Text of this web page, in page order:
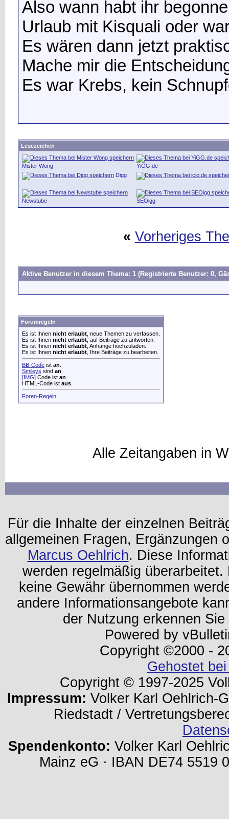
Also wann habt ihr
Urlaub mit Kisquali oder
Es wären dann jetzt
Mache mir die
Es war Krebs, kein
Lesezeichen
Mister Wong
YiGG.de
Digg
Newstube SEOigg
« Vorheriges
Aktive Benutzer in diesem Thema: 1 (Registrierte Benutzer: 0,
Forumregeln
Es ist Ihnen nicht erlaubt , neue Themen zu verfassen.
Es ist Ihnen nicht erlaubt , auf Beiträge zu antworten.
Es ist Ihnen nicht erlaubt , Anhänge hochzuladen.
Es ist Ihnen nicht erlaubt , Ihre Beiträge zu bearbeiten.
BB-Code ist an
Smileys sind an
[IMG] Code ist an
HTML-Code ist aus
Foren-Regeln
Alle Zeitangaben in
Für die Inhalte der einzelnen
allgemeinen Fragen, Ergänzungen
Marcus Oehlrich. Diese
werden regelmäßig
keine Gewähr übernommen
andere Informationsangebote
der Nutzung erkennen
Powered by
Copyright ©2000 -
Gehostet
Copyright © 1997-2025
Impressum: Volker Karl Oehlrich-
Riedstadt /
Spendenkonto: Volker Karl
Mainz eG · IBAN DE74 5519